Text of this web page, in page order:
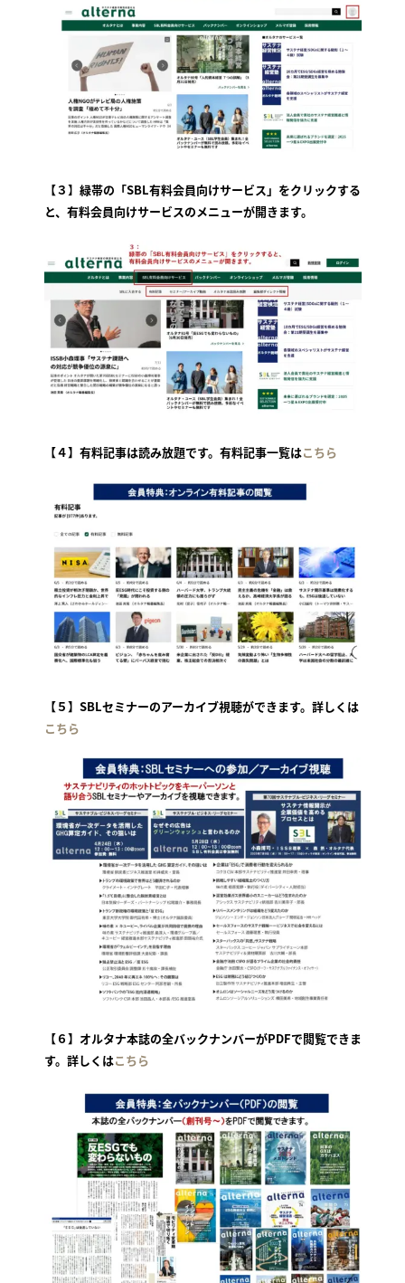
【３】 緑帯の「SBL有料会員向けサービス」をクリックする
と、有料会員向けサービスのメニューが開きます。
【４】有料記事は読み放題です。有料記事一覧はこちら
【５】SBLセミナーのアーカイブ視聴ができます。詳しくは
こちら
【６】オルタナ本誌の全バックナンバーがPDFで閲覧できま
す。詳しくはこちら